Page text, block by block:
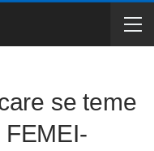
se teme